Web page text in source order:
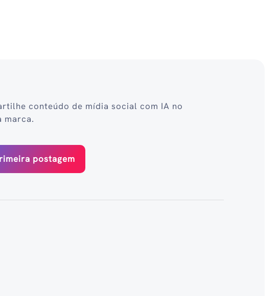
conteúdo de mídia social com IA no
marca.
postagem